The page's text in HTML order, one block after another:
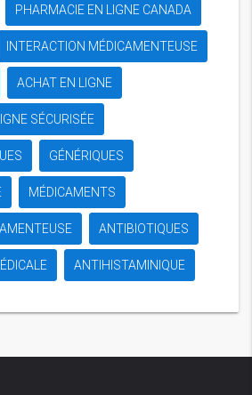
PHARMACIE EN LIGNE CANADA
INTERACTION MÉDICAMENTEUSE
ACHAT EN LIGNE
SÉCURISÉE
GÉNÉRIQUES
MÉDICAMENTS
ANTIBIOTIQUES
ANTIHISTAMINIQUE